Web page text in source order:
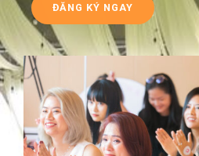
ĐĂNG KÝ NGAY